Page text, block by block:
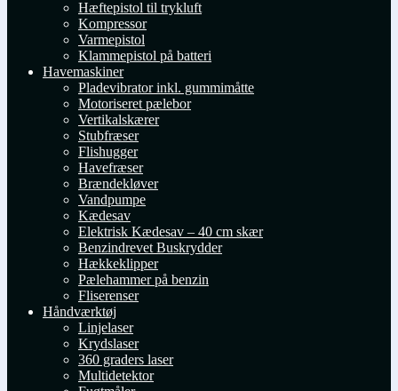
Hæftepistol til trykluft
Kompressor
Varmepistol
Klammepistol på batteri
Havemaskiner
Pladevibrator inkl. gummimåtte
Motoriseret pælebor
Vertikalskærer
Stubfræser
Flishugger
Havefræser
Brændekløver
Vandpumpe
Kædesav
Elektrisk Kædesav – 40 cm skær
Benzindrevet Buskrydder
Hækkeklipper
Pælehammer på benzin
Fliserenser
Håndværktøj
Linjelaser
Krydslaser
360 graders laser
Multidetektor